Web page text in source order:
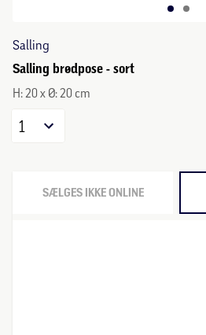
Salling
Salling brødpose - sort
H: 20 x Ø: 20 cm
1
SÆLGES IKKE ONLINE